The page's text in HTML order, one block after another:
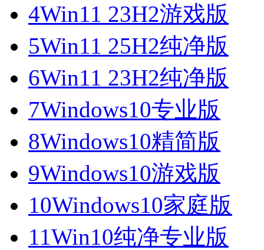
4Win11 23H2游戏版
5Win11 25H2纯净版
6Win11 23H2纯净版
7Windows10专业版
8Windows10精简版
9Windows10游戏版
10Windows10家庭版
11Win10纯净专业版